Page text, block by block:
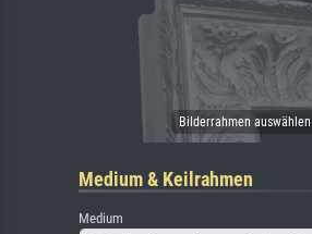
Medium & Keilrahmen
Medium